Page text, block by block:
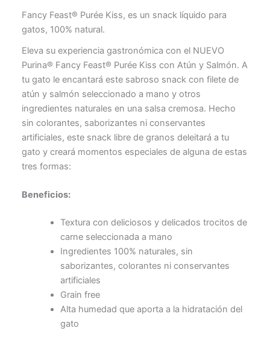
Fancy Feast® Purée Kiss, es un snack líquido para
gatos, 100% natural.
Eleva su experiencia gastronómica con el NUEVO
Purina® Fancy Feast® Purée Kiss con Atún y Salmón. A
tu gato le encantará este sabroso snack con filete de
atún y salmón seleccionado a mano y otros
ingredientes naturales en una salsa cremosa. Hecho
sin colorantes, saborizantes ni conservantes
artificiales, este snack libre de granos deleitará a tu
gato y creará momentos especiales de alguna de estas
tres formas:
Beneficios:
Textura con deliciosos y delicados trocitos de
carne seleccionada a mano
Ingredientes 100% naturales, sin
saborizantes, colorantes ni conservantes
artificiales
Grain free
Alta humedad que aporta a la hidratación del
gato